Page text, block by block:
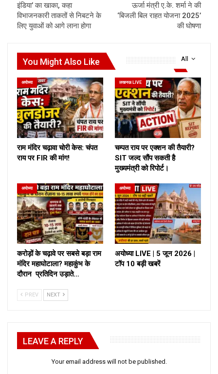
इंडिया’ का खाका, कहा
विभाजनकारी ताकतों से निबटने के
लिए युवाओं को आगे लाना होगा
ऊर्जा मंत्री ए.के. शर्मा ने की
‘बिजली बिल राहत योजना 2025’
की घोषणा
All
You Might Also Like
अयोध्या
राम मंदिर चढ़ावा चोरी केस: चंपत
राय पर FIR की मांग!
लखनऊ LIVE
चम्पत राय पर एक्शन की तैयारी?
SIT जल्द सौंप सकती है
मुख्यमंत्री को रिपोर्ट।
अयोध्या
करोड़ों के चढ़ावे पर सबसे बड़ा राम
मंदिर महाघोटाला? महाकुंभ के
दौरान प्रतिदिन उड़ाते…
अयोध्या
अयोध्या LIVE | 5 जून 2026 |
टॉप 10 बड़ी खबरें
PREV NEXT
LEAVE A REPLY
Your email address will not be published.